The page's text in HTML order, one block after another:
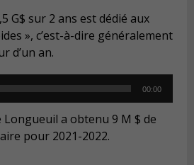
G$ sur 2 ans est dédié aux
», c’est-à-dire généralement
d’un an.
00:00
Longueuil a obtenu 9 M $ de
pour 2021-2022.